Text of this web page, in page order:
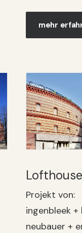
mehr
Lofthouse
Projekt von:
ingenbleek
neubauer +